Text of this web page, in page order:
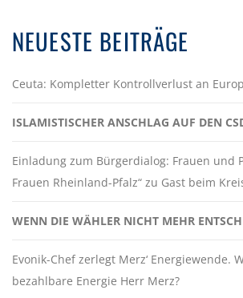
NEUESTE BEITRÄGE
Ceuta: Kompletter Kontrollverlust an
ISLAMISTISCHER ANSCHLAG AUF DEN
Einladung zum Bürgerdialog: Frauen und
Frauen Rheinland-Pfalz“ zu Gast beim
WENN DIE WÄHLER NICHT MEHR
Evonik-Chef zerlegt Merz‘ Energiewende.
bezahlbare Energie Herr Merz?